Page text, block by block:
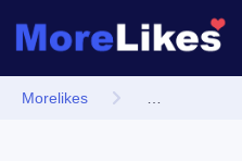
Morelikes